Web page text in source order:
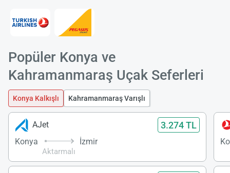
Popüler Konya ve
Kahramanmaraş Uçak Seferleri
Konya Kalkışlı Kahramanmaraş Varışlı
AJet 3.274 TL
Konya
Aktarmalı
İzmir